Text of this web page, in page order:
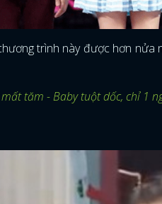
trình này được hơn nửa
tăm - Baby tuột dốc, chỉ 1